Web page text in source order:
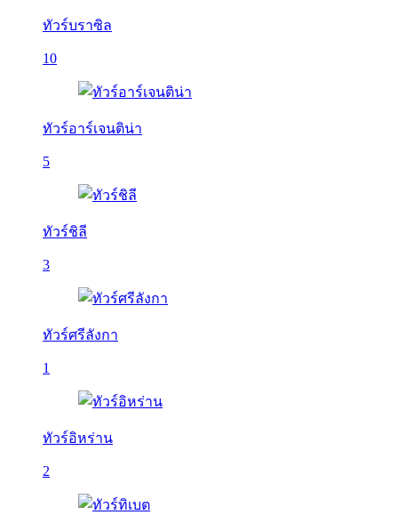
ทัวร์บราซิล
10
ทัวร์อาร์เจนติน่า
5
ทัวร์ชิลี
3
ทัวร์ศรีลังกา
1
ทัวร์อิหร่าน
2